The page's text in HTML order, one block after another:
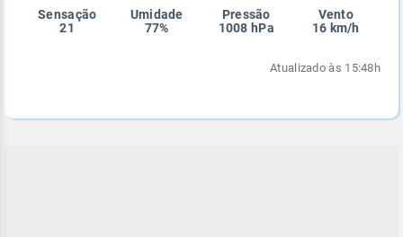
Sensação
21
Umidade
77%
Pressão
1008 hPa
Vento
16 km/h
Atualizado às 15:48h
Enviar
Enviar
Enviar
Enviar
Enviar